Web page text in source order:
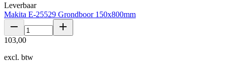
Leverbaar
Makita E-25529 Grondboor 150x800mm
103,00
excl. btw